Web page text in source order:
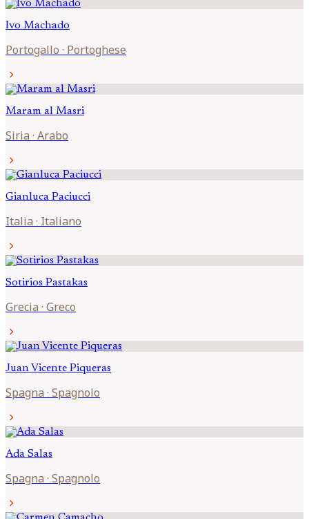
Ivo Machado
Portogallo · Portoghese
chevron_right
Maram al Masri
Siria · Arabo
chevron_right
Gianluca Paciucci
Italia · Italiano
chevron_right
Sotirios Pastakas
Grecia · Greco
chevron_right
Juan Vicente Piqueras
Spagna · Spagnolo
chevron_right
Ada Salas
Spagna · Spagnolo
chevron_right